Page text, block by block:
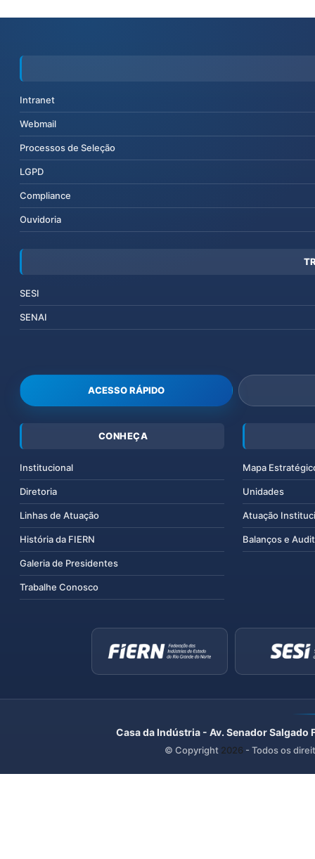
Intranet
Webmail
Processos de Seleção
LGPD
Compliance
Ouvidoria
SESI
SENAI
ACESSO RÁPIDO
CONHEÇA
Institucional
Diretoria
Linhas de Atuação
História da FIERN
Galeria de Presidentes
Trabalhe Conosco
Mapa
Unidades
Atuação
Balanços e
Casa da Indústria - Av. Senador
© Copyright 2026 - Todos os